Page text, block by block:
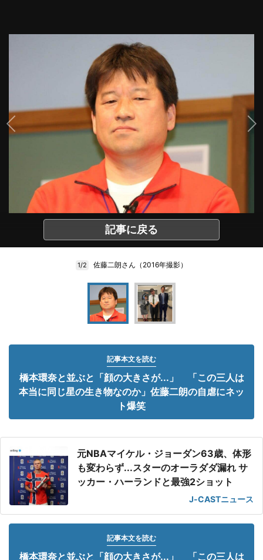
記事に戻る
1/2 佐藤二朗さん（2016年撮影）
記事本文を読む
橋本環奈と並ぶと「顔の大きさが...」 「この三人は
本当に同じ星の生き物なのか」佐藤二朗の自虐にネッ
ト爆笑
元NBAマイケル・ジョーダン63歳、体形
も変わらず...スターのオーラダダ漏れ サ
ッカー・ハーランドと最強2ショット
J-CASTニュース
記事本文を読む
橋本環奈と並ぶと「顔の大きさが...」 「この三人は